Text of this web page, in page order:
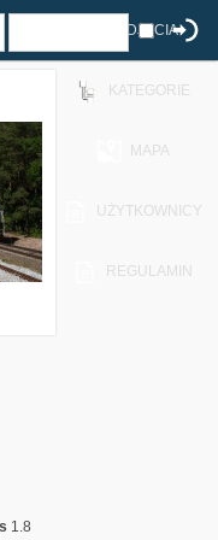
ZDJĘCIA
KATEGORIE
MAPA
UŻYTKOWNICY
REGULAMIN
1.8